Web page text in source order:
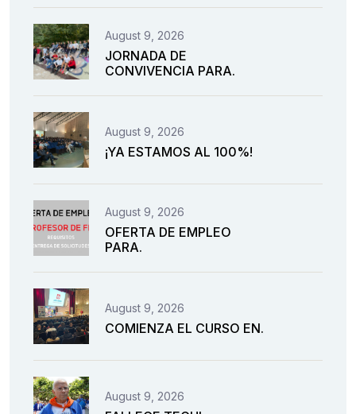
August 9, 2026
JORNADA DE
CONVIVENCIA PARA.
August 9, 2026
¡YA ESTAMOS AL 100%!
August 9, 2026
OFERTA DE EMPLEO
PARA.
August 9, 2026
COMIENZA EL CURSO EN.
August 9, 2026